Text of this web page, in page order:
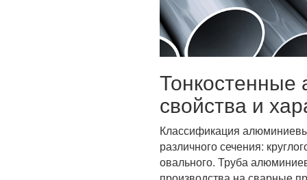
свойства и
Классификация
различного сечения:
овального. Труба